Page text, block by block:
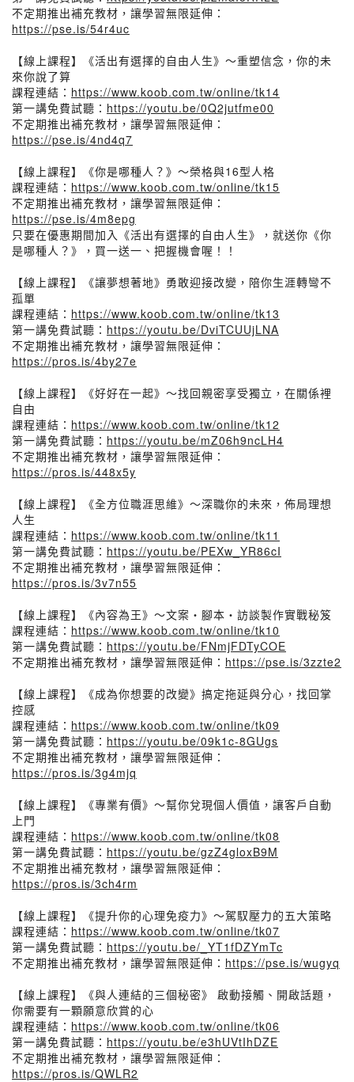
不定期推出補充教材，讓學習無限延伸：
https://pse.is/54r4uc
【線上課程】《活出有選擇的自由人生》～重塑信念，你的未
來你說了算
課程連結： https://www.koob.com.tw/online/tk14
第一講免費試聽： https://youtu.be/0Q2jutfme00
不定期推出補充教材，讓學習無限延伸：
https://pse.is/4nd4q7
【線上課程】《你是哪種人？》～榮格與16型人格
課程連結： https://www.koob.com.tw/online/tk15
不定期推出補充教材，讓學習無限延伸：
https://pse.is/4m8epg
只要在優惠期間加入《活出有選擇的自由人生》，就送你《你
是哪種人？》，買一送一、把握機會喔！！
【線上課程】《讓夢想著地》勇敢迎接改變，陪你生涯轉彎不
孤單
課程連結： https://www.koob.com.tw/online/tk13
第一講免費試聽： https://youtu.be/DviTCUUjLNA
不定期推出補充教材，讓學習無限延伸：
https://pros.is/4by27e
【線上課程】《好好在一起》～找回親密享受獨立，在關係裡
自由
課程連結： https://www.koob.com.tw/online/tk12
第一講免費試聽： https://youtu.be/mZ06h9ncLH4
不定期推出補充教材，讓學習無限延伸：
https://pros.is/448x5y
【線上課程】《全方位職涯思維》～深職你的未來，佈局理想
人生
課程連結： https://www.koob.com.tw/online/tk11
第一講免費試聽： https://youtu.be/PEXw_YR86cI
不定期推出補充教材，讓學習無限延伸：
https://pros.is/3v7n55
【線上課程】《內容為王》～文案・腳本・訪談製作實戰秘笈
課程連結： https://www.koob.com.tw/online/tk10
第一講免費試聽： https://youtu.be/FNmjFDTyCOE
不定期推出補充教材，讓學習無限延伸： https://pse.is/3zzte2
【線上課程】《成為你想要的改變》搞定拖延與分心，找回掌
控感
課程連結： https://www.koob.com.tw/online/tk09
第一講免費試聽： https://youtu.be/09k1c-8GUgs
不定期推出補充教材，讓學習無限延伸：
https://pros.is/3g4mjq
【線上課程】《專業有價》～幫你兌現個人價值，讓客戶自動
上門
課程連結： https://www.koob.com.tw/online/tk08
第一講免費試聽： https://youtu.be/gzZ4gloxB9M
不定期推出補充教材，讓學習無限延伸：
https://pros.is/3ch4rm
【線上課程】《提升你的心理免疫力》～駕馭壓力的五大策略
課程連結： https://www.koob.com.tw/online/tk07
第一講免費試聽： https://youtu.be/_YT1fDZYmTc
不定期推出補充教材，讓學習無限延伸： https://pse.is/wugyq
【線上課程】《與人連結的三個秘密》 啟動接觸、開啟話題，
你需要有一顆願意欣賞的心
課程連結： https://www.koob.com.tw/online/tk06
第一講免費試聽： https://youtu.be/e3hUVtIhDZE
不定期推出補充教材，讓學習無限延伸：
https://pros.is/QWLR2